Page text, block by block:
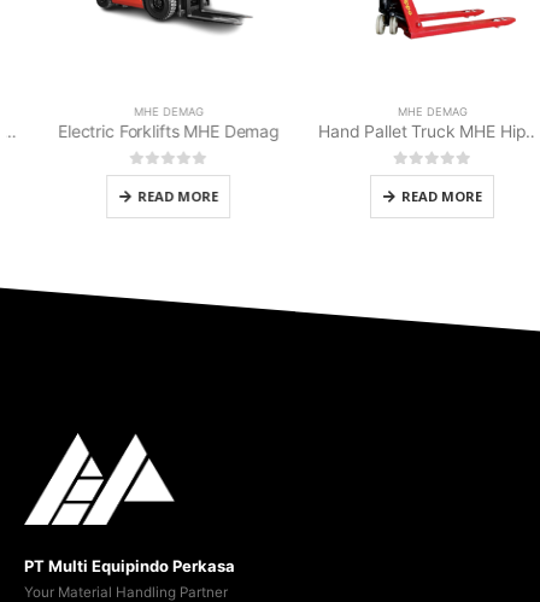
MHE DEMAG
Electric Forklifts MHE Demag
0out of 5
READ MORE
MHE DEMAG
Hand Pallet Truck MHE Hippo 2.5/3/5 Ton
0out of 5
READ MORE
PT Multi Equipindo Perkasa
Your Material Handling Partner